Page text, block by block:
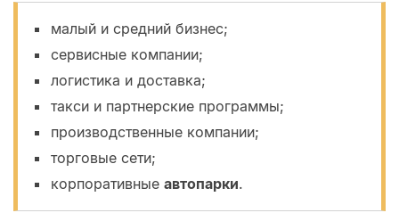
малый и средний бизнес;
сервисные компании;
логистика и доставка;
такси и партнерские программы;
производственные компании;
торговые сети;
корпоративные автопарки.